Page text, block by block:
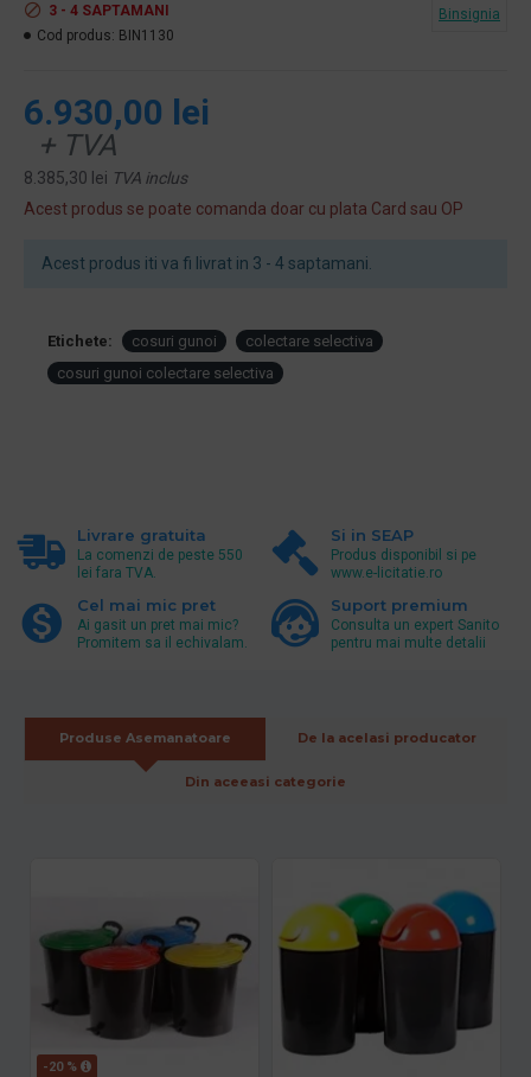
Acest produs iti va fi livrat in 3 - 4 saptamani.
6.930,00 lei
+ TVA
8.385,30 lei TVA inclus
Acest produs se poate comanda doar cu plata Card sau OP
3 - 4 SAPTAMANI
Cod produs: BIN1130
Binsignia
Etichete: cosuri gunoi
colectare selectiva
cosuri gunoi colectare selectiva
Livrare gratuita
La comenzi de peste 550
lei fara TVA.
Si in SEAP
Produs disponibil si pe
www.e-licitatie.ro
Cel mai mic pret
Ai gasit un pret mai mic?
Promitem sa il echivalam.
Suport premium
Consulta un expert Sanito
pentru mai multe detalii
Produse Asemanatoare De la acelasi producator
Din aceeasi categorie
-20 %